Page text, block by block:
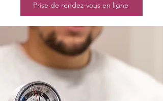
Prise de rendez-vous en ligne